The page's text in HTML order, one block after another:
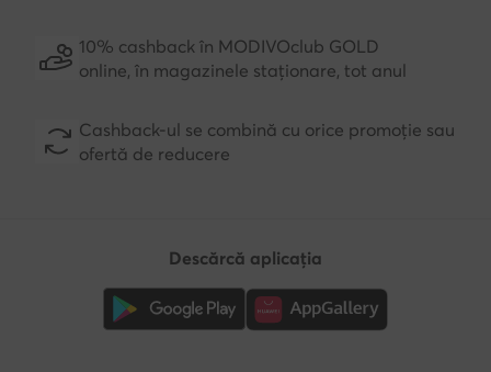
10% cashback în MODIVOclub GOLD
online, în magazinele staționare, tot anul
Cashback-ul se combină cu orice promoție sau
ofertă de reducere
Descărcă aplicația